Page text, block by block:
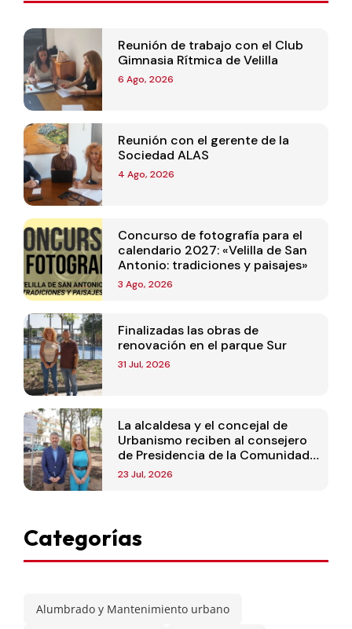
Reunión de trabajo con el Club
Gimnasia Rítmica de Velilla
6 Ago, 2026
Reunión con el gerente de la
Sociedad ALAS
4 Ago, 2026
Concurso de fotografía para el
calendario 2027: «Velilla de San
Antonio: tradiciones y paisajes»
3 Ago, 2026
Finalizadas las obras de
renovación en el parque Sur
31 Jul, 2026
La alcaldesa y el concejal de
Urbanismo reciben al consejero
de Presidencia de la Comunidad
de Madrid
23 Jul, 2026
Categorías
Alumbrado y Mantenimiento urbano